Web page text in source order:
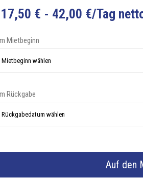
17,50 € - 42,00 €/Tag
Mietbeginn
Rückgabe
Auf den